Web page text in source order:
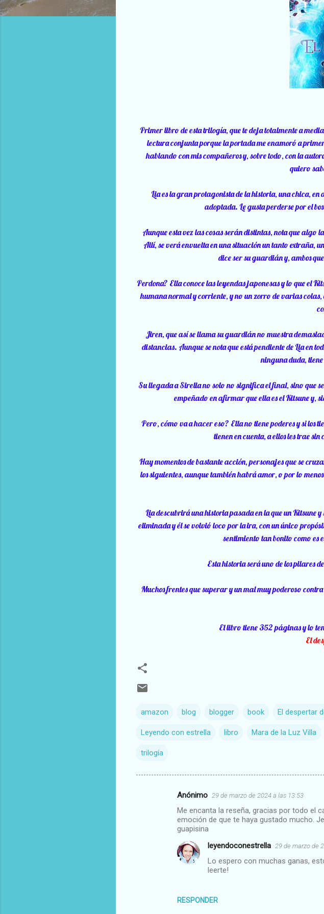
Primer libro de esta trilogía, que te deja totalmente a
lectura conjunta porque la portada me enamoró a
hablando con mis compañeros y, sobre todo, con la
quiero
Lia es la gran protagonista de la historia, una chica,
adoptada. Le gusta perderse por el
Aunque esta vez las cosas serán distintas, nota que algo
Allí, se verá envuelta en una situación un tanto extraña,
dice ser su guardián y, ambos
Perdona? Ella conoce las leyendas japonesas y lo que el
humana normal y corriente, y no un zorro de varias
Jiren, que así se llama su guardián no muestra
distancias. Aunque se nota que está pendiente de Lia en
ninguna duda,
Su llegada a Sirelia no solo no significa el final, sino que
empeñado en afirmar que ella es el Kitsune y,
Pero, cómo va a hacer eso? Ella no tiene poderes y si los
tienen en cuenta, a ellos les trae
Hay momentos de bastante acción, personajes que se
los siguientes, aunque también habrá amor, o por lo
Lia descubrirá una historia pasada en la que un Kitsune
eliminada y él se volvió loco por la ira, con un único
sentimiento tan bonito como es
Esta historia será uno de los pilares
Muchos frentes que superar y un mal muy poderoso
El libro tiene 352 páginas y lo
El
amazon blog blogger book El despertar
Leyendo con estrella libro Mara de la Luz Villa
trilogía
Anónimo 29 de marzo de 2024 a las 13:53
Me encanta la reseña, gracias por todo el
emoción de que te haya gustado mucho.
guapisina
RESPONDER
leyendoconestrella 29 de marzo de
Lo espero con muchas ganas,
leerte!